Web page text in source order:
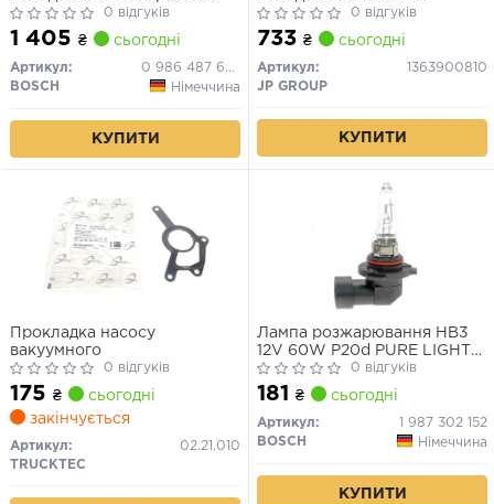
0 відгуків
1 405 ₴ сьогодні
Артикул:
0 986 487 609
BOSCH
Німеччина
КУПИТИ
гальмівної системи
0 відгуків
733 ₴ сьогодні
Артикул:
1363900810
JP GROUP
КУПИТИ
Прокладка насосу
вакуумного
0 відгуків
175 ₴
сьогодні
закінчується
Артикул:
02.21.010
TRUCKTEC
Лампа розжарювання HB3
12V 60W P20d PURE LIGHT
(вир-во Bosch)0 відгуків
181 ₴ сьогодні
Артикул:
1 987 302 152
BOSCH
Німеччина
КУПИТИ